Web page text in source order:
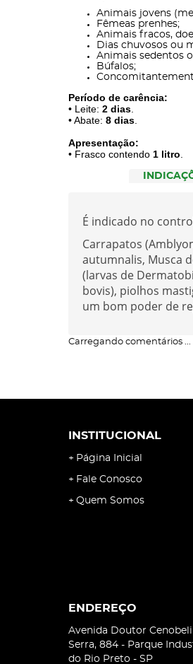
Animais jovens
Fêmeas prenhes;
Animais fracos,
Dias chuvosos ou
Animais sedentos
Búfalos;
Período de carência:
• Leite: 2 dias
• Abate: 8 dias
Apresentação:
• Frasco contendo 1 litro
É indicado no
Carrapatos
autumnalis, Musca
(larvas de
bovis), piolhos
um bom poder de
Carregando comentários ...
INSTITUCIONAL
Página Inicial
Fale Conosco
Quem Somos
ENDEREÇO
Avenida Doutor
Serra, 884 - Parque
do Rio Preto - SP